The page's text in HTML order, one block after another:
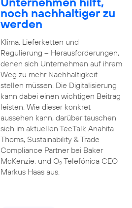
noch nachhaltiger zu
werden
Klima, Lieferketten und
Regulierung – Herausforderungen,
denen sich Unternehmen auf ihrem
Weg zu mehr Nachhaltigkeit
stellen müssen. Die Digitalisierung
kann dabei einen wichtigen Beitrag
leisten. Wie dieser konkret
aussehen kann, darüber tauschen
sich im aktuellen TecTalk Anahita
Thoms, Sustainability & Trade
Compliance Partner bei Baker
McKenzie, und O2Telefónica CEO
Markus Haas aus.